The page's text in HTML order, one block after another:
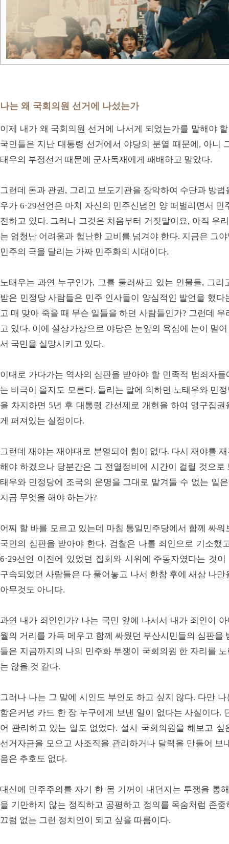
나는 왜 국회의원 선거에 나섰는가
이제 내가 왜 국회의원 선거에 나서게 되었는가를 말해야
국민들은 지난 대통령 선거에서 야당의 분열 때문에, 아니
태우의 부정선거 때문에 군사독재에게 패배하고 말았다.
그런데 돈과 관권, 그리고 보도기관을 장악하여 수단과 방
우가 6·29선언은 마치 자신의 민주신념인 양 떠벌리면서
전하고 있다. 그러나 그것은 처음부터 거짓말이요, 아직 우
는 엄청난 어려움과 험난한 고비를 넘겨야 한다. 지금은 그
민주의 극을 달리는 가짜 민주화의 시대이다.
노태우는 과연 누구인가, 그를 둘러싸고 있는 인물들, 그
받은 민정당 사람들은 민주 인사들이 양심적인 발언을 했
고 매 맞아 죽을 때 무슨 일들을 하던 사람들인가? 그런데
고 있다. 이에 설상가상으로 야당은 눈앞의 욕심에 눈이 멀
서 국민을 실망시키고 있다.
이대로 가다가는 역사의 심판을 받아야 할 민족적 범죄자
는 비극이 올지도 모른다. 들리는 말에 의하면 노태우와 민
을 차지하면 5년 후 대통령 간선제로 개헌을 하여 영구집
게 퍼져있는 실정이다.
그런데 재야는 재야대로 분열되어 힘이 없다. 다시 재야를
해야 하겠으나 당분간은 그 전열정비에 시간이 걸릴 것으
태우와 민정당에 조국의 운명을 그대로 맡겨둘 수 없는 일
지금 무엇을 해야 하는가?
어찌 할 바를 모르고 있는데 마침 통일민주당에서 함께 싸
국민의 심판을 받아야 한다. 검찰은 나를 죄인으로 기소했
6·29선언 이전에 있었던 집회와 시위에 주동자였다는 것
구속되었던 사람들은 다 풀어놓고 나서 한참 후에 새삼 나
아무것도 아니다.
과연 내가 죄인인가? 나는 국민 앞에 나서서 내가 죄인이
월의 거리를 가득 메우고 함께 싸웠던 부산시민들의 심판을
들은 지금까지의 나의 민주화 투쟁이 국회의원 한 자리를
는 않을 것 같다.
그러나 나는 그 말에 시인도 부인도 하고 싶지 않다. 다만
함은커녕 카드 한 장 누구에게 보낸 일이 없다는 사실이다.
어 관리하고 있는 일도 없었다. 설사 국회의원을 해보고
선거자금을 모으고 사조직을 관리하거나 달력을 만들어 보
음은 추호도 없다.
대신에 민주주의를 자기 한 몸 기꺼이 내던지는 투쟁을 통
을 기만하지 않는 정직하고 공평하고 정의를 목숨처럼 존
끄럼 없는 그런 정치인이 되고 싶을 따름이다.